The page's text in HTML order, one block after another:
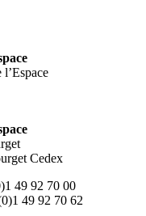
Cedex
49 92 70 00
49 92 70 62